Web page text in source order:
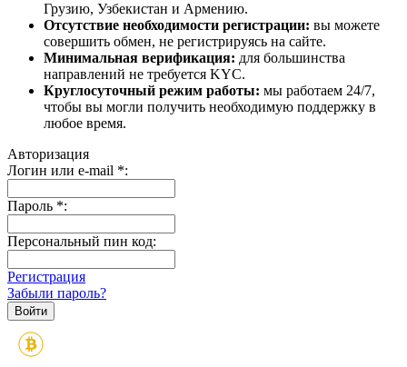
Грузию, Узбекистан и Армению.
Отсутствие необходимости регистрации: вы можете
совершить обмен, не регистрируясь на сайте.
Минимальная верификация: для большинства
направлений не требуется KYC.
Круглосуточный режим работы: мы работаем 24/7,
чтобы вы могли получить необходимую поддержку в
любое время.
Авторизация
Логин или e-mail *:
Пароль *:
Персональный пин код:
Регистрация
Забыли пароль?